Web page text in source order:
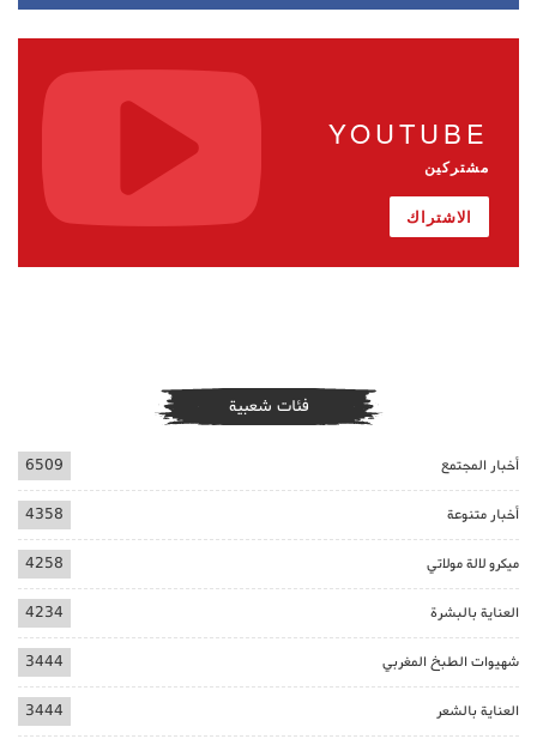
YOUTUBE
مشتركين
الاشتراك
فئات شعبية
أخبار المجتمع 6509
أخبار متنوعة 4358
ميكرو لالة مولاتي 4258
العناية بالبشرة 4234
شهيوات الطبخ المغربي 3444
العناية بالشعر 3444